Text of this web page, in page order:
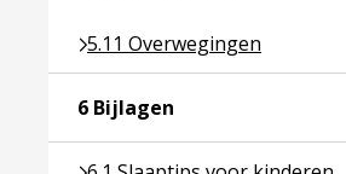
5.11 Overwegingen
Ga naar pagina over 5.11
6 Bijlagen